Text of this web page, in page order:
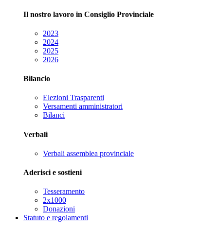
Il nostro lavoro in Consiglio Provinciale
2023
2024
2025
2026
Bilancio
Elezioni Trasparenti
Versamenti amministratori
Bilanci
Verbali
Verbali assemblea provinciale
Aderisci e sostieni
Tesseramento
2x1000
Donazioni
Statuto e regolamenti